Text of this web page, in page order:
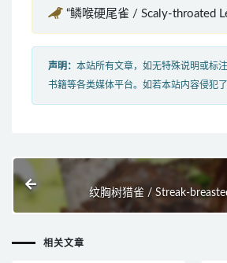
“鳞喉硬尾雀 / Scaly-throated
声明： 本站所有文章，如无特殊说明或标
书籍等各类媒体平台。如若本站内容侵犯
纹胸树猎雀 / Streak-
相关文章